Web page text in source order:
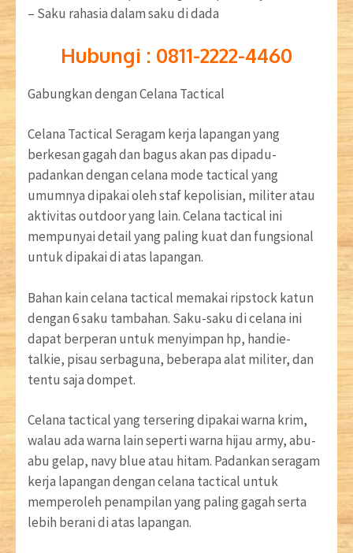
– Saku rahasia dalam saku di dada
Hubungi : 0811-2222-4460
Gabungkan dengan Celana Tactical
Celana Tactical Seragam kerja lapangan yang
berkesan gagah dan bagus akan pas dipadu-
padankan dengan celana mode tactical yang
umumnya dipakai oleh staf kepolisian, militer atau
aktivitas outdoor yang lain. Celana tactical ini
mempunyai detail yang paling kuat dan fungsional
untuk dipakai di atas lapangan.
Bahan kain celana tactical memakai ripstock katun
dengan 6 saku tambahan. Saku-saku di celana ini
dapat berperan untuk menyimpan hp, handie-
talkie, pisau serbaguna, beberapa alat militer, dan
tentu saja dompet.
Celana tactical yang tersering dipakai warna krim,
walau ada warna lain seperti warna hijau army, abu-
abu gelap, navy blue atau hitam. Padankan seragam
kerja lapangan dengan celana tactical untuk
memperoleh penampilan yang paling gagah serta
lebih berani di atas lapangan.